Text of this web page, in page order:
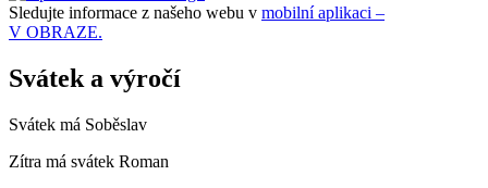
Sledujte informace z našeho webu v mobilní aplikaci –
V OBRAZE.
Svátek a výročí
Svátek má Soběslav
Zítra má svátek Roman